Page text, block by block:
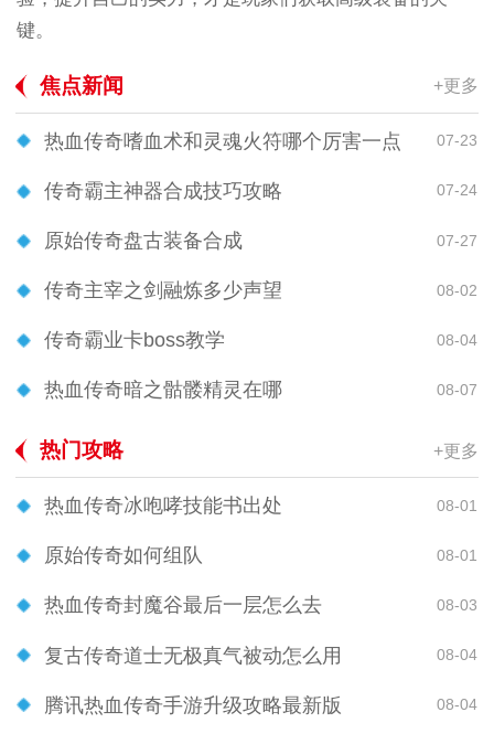
键。
焦点新闻 +更多
热血传奇嗜血术和灵魂火符哪个厉害一点 07-23
传奇霸主神器合成技巧攻略 07-24
原始传奇盘古装备合成 07-27
传奇主宰之剑融炼多少声望 08-02
传奇霸业卡boss教学 08-04
热血传奇暗之骷髅精灵在哪 08-07
热门攻略 +更多
热血传奇冰咆哮技能书出处 08-01
原始传奇如何组队 08-01
热血传奇封魔谷最后一层怎么去 08-03
复古传奇道士无极真气被动怎么用 08-04
腾讯热血传奇手游升级攻略最新版 08-04